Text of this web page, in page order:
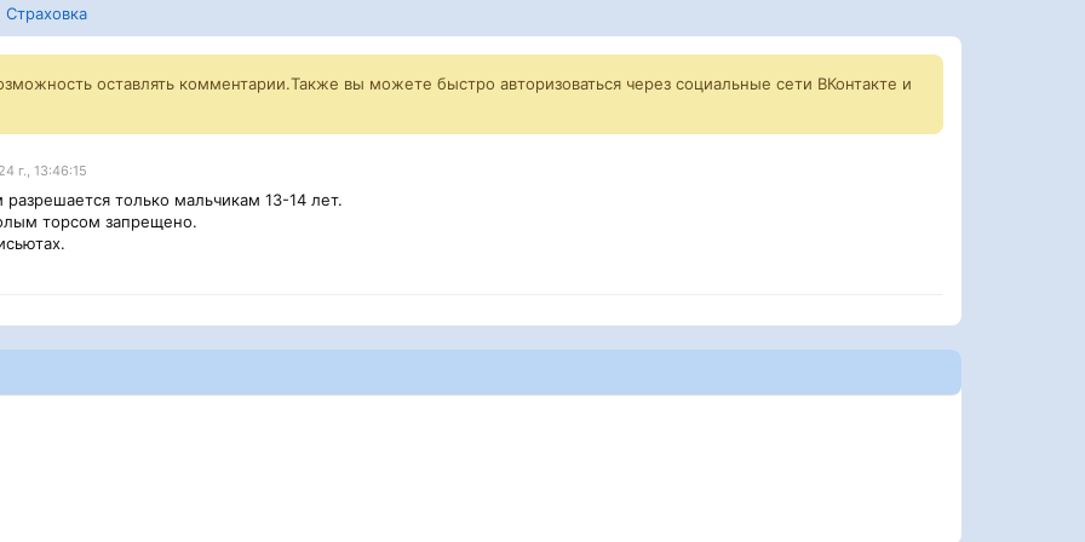
Страховка
оставлять комментарии.Также вы можете быстро авторизоваться через социальные сети ВКонтакте и
г., 13:46:15
только мальчикам 13-14 лет.
торсом запрещено.